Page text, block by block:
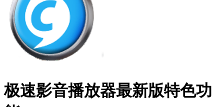
极速影音播放器最新版特色功